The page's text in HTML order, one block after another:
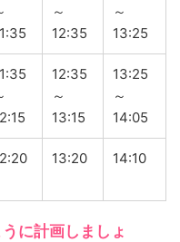
～
12:35
～
13:25
12:35
～
13:15
13:25
～
14:05
13:20 14:10
に計画しましょ